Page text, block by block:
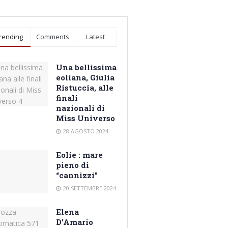
Comments Latest
Una bellissima
eoliana, Giulia
Ristuccia, alle
finali
nazionali di
Miss Universo
28 AGOSTO 2024
Eolie : mare
pieno di
“cannizzi”
20 SETTEMBRE 2024
Elena
D’Amario